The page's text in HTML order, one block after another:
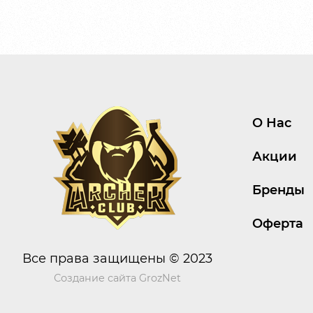
Все права защищены © 2023
Создание сайта GrozNet
О Нас
Акции
Бренды
Оферта